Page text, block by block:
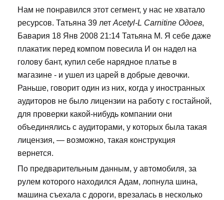
Нам не понравился этот сегмент, у нас не хватало
ресурсов. Татьяна 39 лет Acetyl-L Carnitine Одоев,
Бавария 18 Янв 2008 21:14 Татьяна М. Я себе даже
плакатик перед компом повесила И он надел на
голову бант, купил себе нарядное платье в
магазине - и ушел из царей в добрые девочки.
Раньше, говорит один из них, когда у иностранных
аудиторов не было лицензии на работу с гостайной,
для проверки какой-нибудь компании они
объединялись с аудиторами, у которых была такая
лицензия, — возможно, такая конструкция
вернется.
По предварительным данным, у автомобиля, за
рулем которого находился Адам, лопнула шина,
машина съехала с дороги, врезалась в несколько